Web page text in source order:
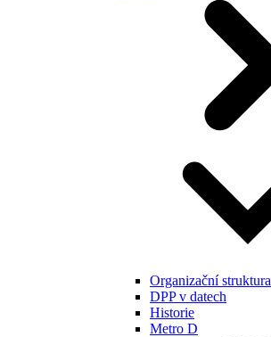
Organizační struktura
DPP v datech
Historie
Metro D